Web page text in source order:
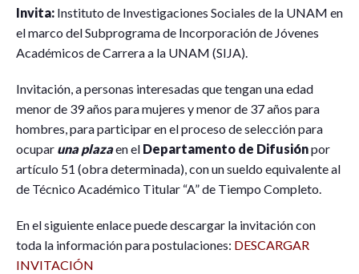
Invita: Instituto de Investigaciones Sociales de la UNAM en
el marco del Subprograma de Incorporación de Jóvenes
Académicos de Carrera a la UNAM (SIJA).
Invitación, a personas interesadas que tengan una edad
menor de 39 años para mujeres y menor de 37 años para
hombres, para participar en el proceso de selección para
ocupar una plazaen el Departamento de Difusiónpor
artículo 51 (obra determinada), con un sueldo equivalente al
de Técnico Académico Titular “A” de Tiempo Completo.
En el siguiente enlace puede descargar la invitación con
toda la información para postulaciones: DESCARGAR
INVITACIÓN